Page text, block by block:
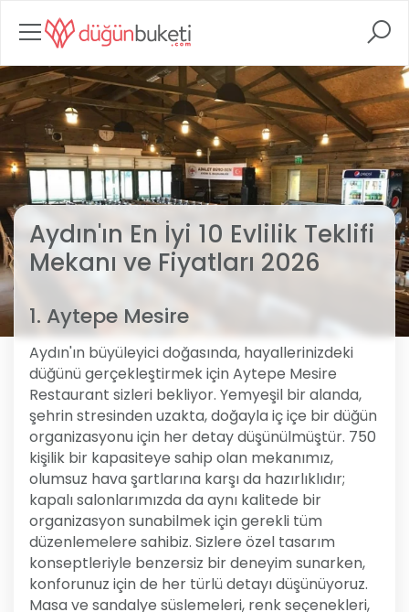
Aydın'ın En İyi 10 Evlilik Teklifi
Mekanı ve Fiyatları 2026
1. Aytepe Mesire
Aydın'ın büyüleyici doğasında, hayallerinizdeki
düğünü gerçekleştirmek için Aytepe Mesire
Restaurant sizleri bekliyor. Yemyeşil bir alanda,
şehrin stresinden uzakta, doğayla iç içe bir düğün
organizasyonu için her detay düşünülmüştür. 750
kişilik bir kapasiteye sahip olan mekanımız,
olumsuz hava şartlarına karşı da hazırlıklıdır;
kapalı salonlarımızda da aynı kalitede bir
organizasyon sunabilmek için gerekli tüm
düzenlemelere sahibiz. Sizlere özel tasarım
konseptleriyle benzersiz bir deneyim sunarken,
konforunuz için de her türlü detayı düşünüyoruz.
Masa ve sandalye süslemeleri, renk seçenekleri,